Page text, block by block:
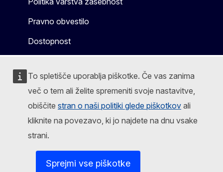
To spletišče uporablja piškotke. Če vas zanima
več o tem ali želite spremeniti svoje nastavitve,
obiščite stran o naši politiki glede piškotkov ali
kliknite na povezavo, ki jo najdete na dnu vsake
strani.
Sprejmi vse piškotke
Pravno obvestilo
Dostopnost